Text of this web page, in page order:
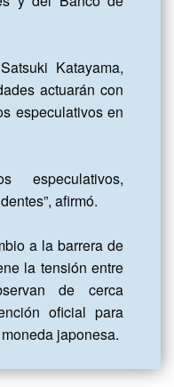
Katayama,
actuarán con
especulativos en
especulativos,
afirmó.
a la barrera de
la tensión entre
de cerca
oficial para
japonesa.